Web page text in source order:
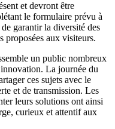
et devront être
le formulaire prévu à
garantir la diversité des
proposées aux visiteurs.
un public nombreux
La journée du
ces sujets avec le
et de transmission. Les
leurs solutions ont ainsi
curieux et attentif aux